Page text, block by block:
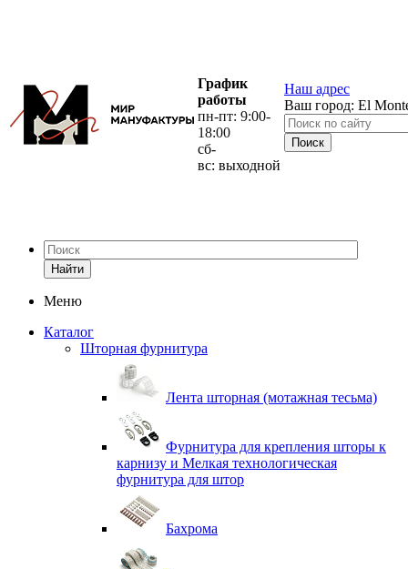
График
работы
пн-пт: 9:00-
18:00
сб-
вс: выходной
Наш адрес
Ваш город: El
Найти
Меню
Каталог
Шторная фурнитура
Лента шторная (мотажная тесьма)
Фурнитура для крепления шторы к
карнизу и Мелкая технологическая
фурнитура для штор
Бахрома